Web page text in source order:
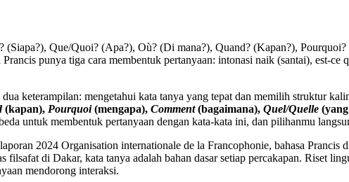
(Siapa?), Que/Quoi? (Apa?), Où? (Di mana?), Quand? (Kapan?),
punya tiga cara membentuk pertanyaan: intonasi naik (santai), est-
keterampilan: mengetahui kata tanya yang tepat dan memilih struktur
(kapan), Pourquoi(mengapa), Comment(bagaimana), Quel/Quelle
untuk membentuk pertanyaan dengan kata-kata ini, dan pilihanmu
2024 Organisation internationale de la Francophonie, bahasa Prancis
di Dakar, kata tanya adalah bahan dasar setiap percakapan. Riset
mendorong interaksi.